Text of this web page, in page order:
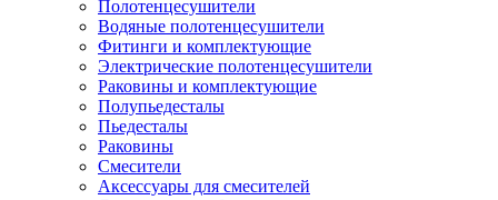
Полотенцесушители
Водяные полотенцесушители
Фитинги и комплектующие
Электрические полотенцесушители
Раковины и комплектующие
Полупьедесталы
Пьедесталы
Раковины
Смесители
Аксессуары для смесителей